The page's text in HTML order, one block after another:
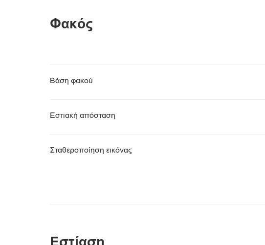
Φακός
Βάση φακού
Εστιακή απόσταση
Σταθεροποίηση εικόνας